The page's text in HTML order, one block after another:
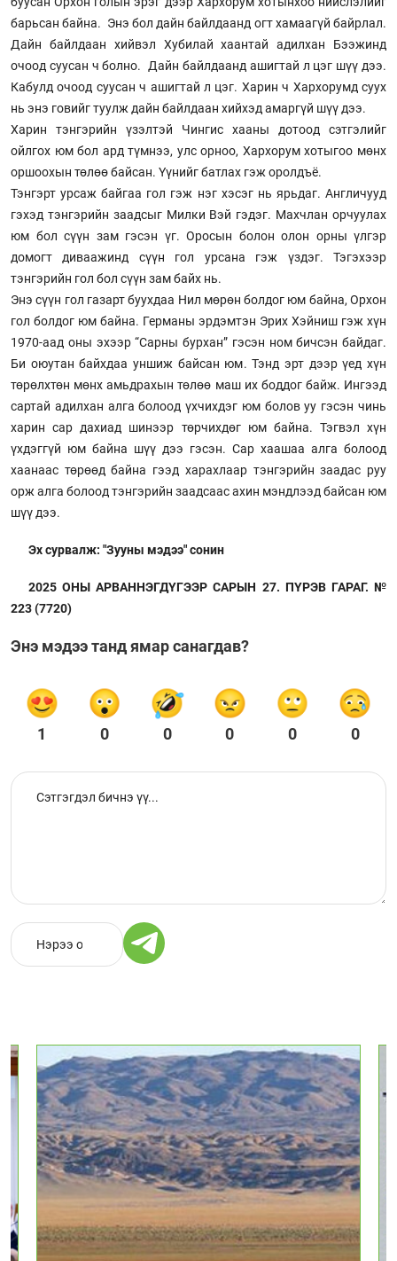
барьсан байна. Энэ бол дайн байлдаанд огт хамаагүй байрлал.
Дайн байлдаан хийвэл Хубилай хаантай адилхан Бээжинд
очоод суусан ч болно. Дайн байлдаанд ашигтай л цэг шүү дээ.
Кабулд очоод суусан ч ашигтай л цэг. Харин ч Хархорумд суух
нь энэ говийг туулж дайн байлдаан хийхэд амаргүй шүү дээ.
Харин тэнгэрийн үзэлтэй Чингис хааны дотоод сэтгэлийг
ойлгох юм бол ард түмнээ, улс орноо, Хархорум хотыгоо мөнх
оршоохын төлөө байсан. Үүнийг батлах гэж оролдъё.
Тэнгэрт урсаж байгаа гол гэж нэг хэсэг нь ярьдаг. Англичууд
гэхэд тэнгэрийн заадсыг Милки Вэй гэдэг. Махчлан орчуулах
юм бол сүүн зам гэсэн үг. Оросын болон олон орны үлгэр
домогт диваажинд сүүн гол урсана гэж үздэг. Тэгэхээр
тэнгэрийн гол бол сүүн зам байх нь.
Энэ сүүн гол газарт буухдаа Нил мөрөн болдог юм байна, Орхон
гол болдог юм байна. Германы эрдэмтэн Эрих Хэйниш гэж хүн
1970-аад оны эхээр “Сарны бурхан” гэсэн ном бичсэн байдаг.
Би оюутан байхдаа уншиж байсан юм. Тэнд эрт дээр үед хүн
төрөлхтөн мөнх амьдрахын төлөө маш их боддог байж. Ингээд
сартай адилхан алга болоод үхчихдэг юм болов уу гэсэн чинь
харин сар дахиад шинээр төрчихдөг юм байна. Тэгвэл хүн
үхдэггүй юм байна шүү дээ гэсэн. Сар хаашаа алга болоод
хаанаас төрөөд байна гээд харахлаар тэнгэрийн заадас руу
орж алга болоод тэнгэрийн заадсаас ахин мэндлээд байсан юм
шүү дээ.
Эх сурвалж: "Зууны мэдээ" сонин
2025 ОНЫ АРВАННЭГДҮГЭЭР САРЫН 27. ПҮРЭВ ГАРАГ. №
223 (7720)
Энэ мэдээ танд ямар санагдав?
1 0 0 0 0 0